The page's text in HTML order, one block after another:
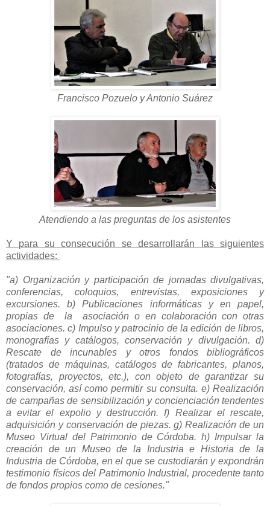
Francisco Pozuelo y Antonio Suárez
Atendiendo a las preguntas de los asistentes
Y para su consecución se desarrollarán las siguientes
actividades:
"a) Organización y participación de jornadas divulgativas,
conferencias, coloquios, entrevistas, exposiciones y
excursiones. b)
Publicaciones informáticas y en papel,
propias de la asociación o en colaboración con otras
asociaciones. c) Impulso y patrocinio de la edición de libros,
monografías y catálogos, conservación y divulgación. d)
Rescate de incunables y otros fondos bibliográficos
(tratados de máquinas, catálogos de fabricantes, planos,
fotografías, proyectos, etc.), con objeto de garantizar su
conservación, así como permitir su consulta. e) Realización
de campañas de sensibilización y concienciación tendentes
a evitar el expolio y destrucción. f) Realizar el rescate,
adquisición y conservación de piezas. g) Realización de un
Museo Virtual del Patrimonio de Córdoba. h) Impulsar la
creación de un Museo de la Industria e Historia de la
Industria de Córdoba, en el que se custodiarán y expondrán
testimonio físicos del Patrimonio Industrial, procedente tanto
de fondos propios como de cesiones."